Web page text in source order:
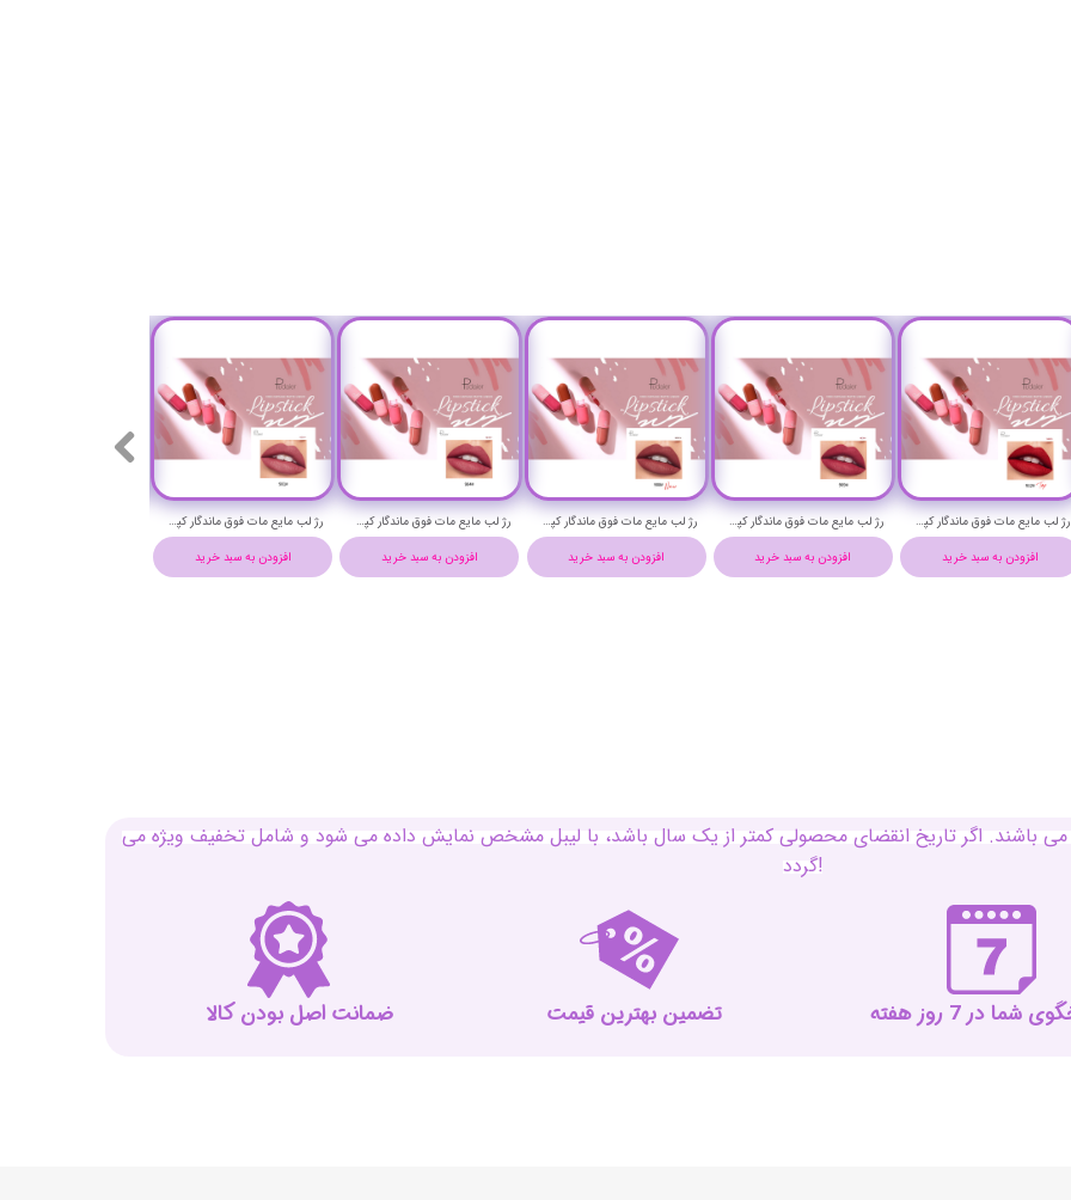
رژ لب مایع مات فوق ماندگار کپسولی پودایر شماره 901 - Pudaier matte liquid pills lipstick
افزودن به سبد خرید
رژ لب مایع مات فوق ماندگار کپسولی پودایر شماره 904 - Pudaier matte liquid pills lipstick
افزودن به سبد خرید
رژ لب مایع مات فوق ماندگار کپسولی پودایر شماره 908 - Pudaier matte liquid pills lipstick
افزودن به سبد خرید
رژ لب مایع مات فوق ماندگار کپسولی پودایر شماره 909 - Pudaier matte liquid pills lipstick
افزودن به سبد خرید
رژ لب مایع مات فوق ماندگار کپسولی پودایر شماره 912 - Pudaier matte liquid pills lipstick
افزودن به سبد خرید
باشند. اگر تاریخ انقضای محصولی کمتر از یک سال باشد، با لیبل مشخص نمایش داده می شود و شامل تخفیف ویژه می
گردد!
ضمانت اصل بودن کالا تضمین بهترین قیمت شما در 7 روز هفته